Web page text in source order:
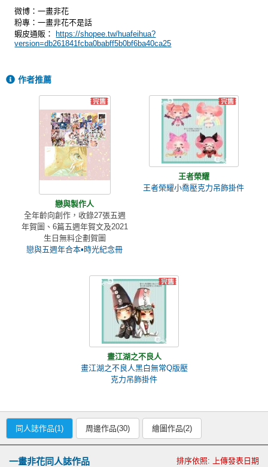
微博：一畫非花
粉專：一畫非花不是話
蝦皮通販：
https://shopee.tw/huafeihua?
version=db261841fcba0babff5b0bf6ba40ca25
作者推薦
戀與製作人
全年齡向創作，收錄27張五週
年賀圖、6篇五週年賀文及2021
生日無料企劃賀圖
戀與五週年合本▪時光紀念冊
王者榮耀
王者榮耀小喬壓克力吊飾掛件
畫江湖之不良人
畫江湖之不良人黑白無常Q版壓
克力吊飾掛件
同人誌作品(1) 周邊作品(30) 繪圖作品(2)
一畫非花同人誌作品 排序依照: 上傳發表日期